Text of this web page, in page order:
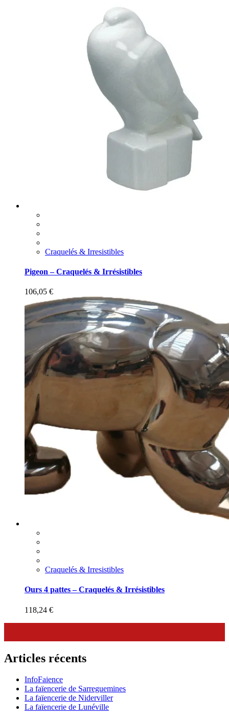
Craquelés & Irresistibles
Pigeon – Craquelés & Irrésistibles
106,05 €
Craquelés & Irresistibles
Ours 4 pattes – Craquelés & Irrésistibles
118,24 €
Articles récents
InfoFaience
La faïencerie de Sarreguemines
La faïencerie de Niderviller
La faïencerie de Lunéville